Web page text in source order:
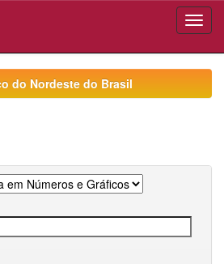
do Nordeste do Brasil